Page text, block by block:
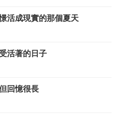
活成現實的那個夏天
活著的日子
回憶很長